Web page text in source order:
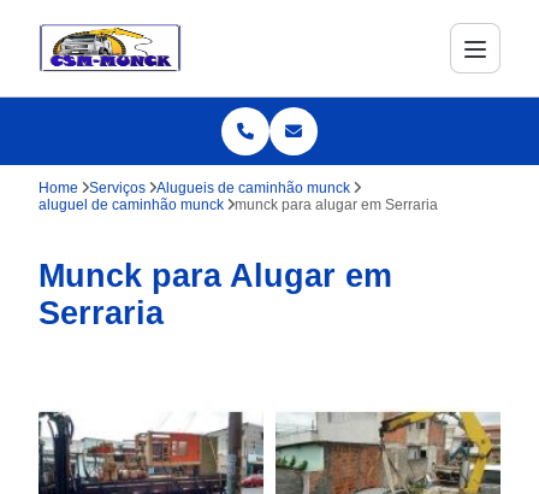
Home Serviços
Alugueis de caminhão munck
aluguel de caminhão munck
munck para alugar em Serraria
Munck para Alugar em
Serraria